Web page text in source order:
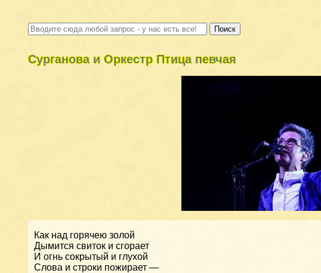
Сурганова и Оркестр Птица певчая
Как над горячею золой
Дымится свиток и сгорает
И огнь сокрытый и глухой
Слова и строки пожирает —